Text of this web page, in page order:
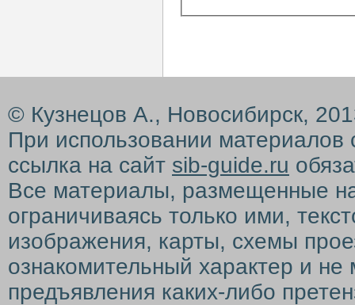
© Кузнецов А., Новосибирск,
При использовании материалов
ссылка на сайт sib-guide.ru
Все материалы, размещенные
ограничиваясь только ими,
изображения, карты, схемы
ознакомительный характер и
предъявления каких-либо